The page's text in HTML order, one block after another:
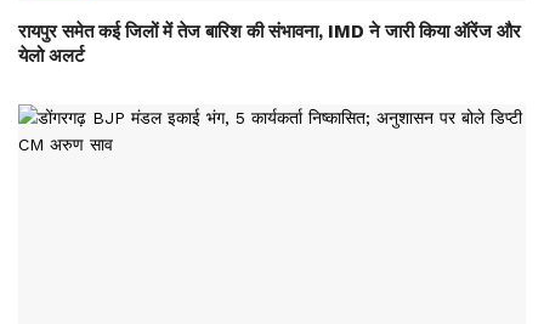
रायपुर समेत कई जिलों में तेज बारिश की संभावना, IMD ने जारी किया ऑरेंज और
येलो अलर्ट